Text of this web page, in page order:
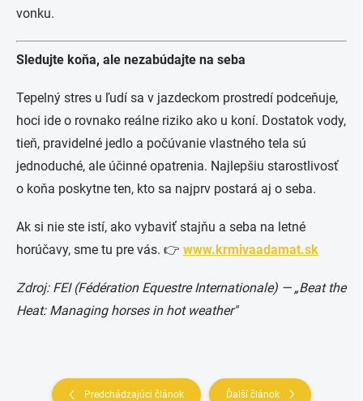
vonku.
Sledujte koňa, ale nezabúdajte na seba
Tepelný stres u ľudí sa v jazdeckom prostredí podceňuje,
hoci ide o rovnako reálne riziko ako u koní. Dostatok vody,
tieň, pravidelné jedlo a počúvanie vlastného tela sú
jednoduché, ale účinné opatrenia. Najlepšiu starostlivosť
o koňa poskytne ten, kto sa najprv postará aj o seba.
Ak si nie ste istí, ako vybaviť stajňu a seba na letné
horúčavy, sme tu pre vás. 👉 www.krmivaadamat.sk
Zdroj: FEI (Fédération Equestre Internationale) — „Beat the
Heat: Managing horses in hot weather"
Predchádzajúci článok Ďalší článok